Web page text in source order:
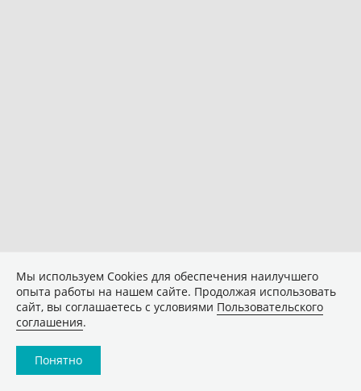
Мы используем Сookies для обеспечения наилучшего
опыта работы на нашем сайте. Продолжая использовать
сайт, вы соглашаетесь с условиями Пользовательского
соглашения.
Понятно